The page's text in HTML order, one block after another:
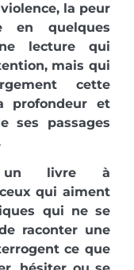
la peur
en quelques
lecture qui
mais qui
cette
profondeur et
ses passages
un livre à
qui aiment
qui ne se
raconter une
ce que